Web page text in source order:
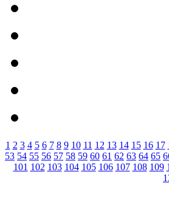
1 2 3 4 5 6 7 8 9 10 11 12 13 14 15 16 17
53 54 55 56 57 58 59 60 61 62 63 64 65
101 102 103 104 105 106 107 108 109